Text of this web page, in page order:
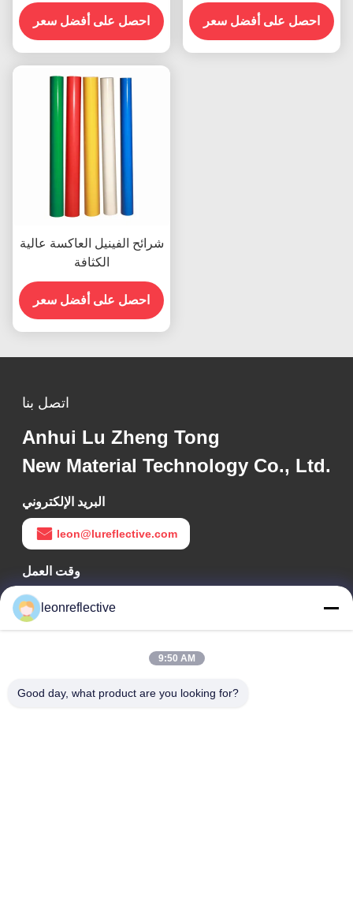
احصل على أفضل سعر
احصل على أفضل سعر
شرائح الفينيل العاكسة عالية
الكثافة
احصل على أفضل سعر
اتصل بنا
Anhui Lu Zheng Tong
New Material Technology Co., Ltd.
البريد الإلكتروني
leon@lureflective.com
وقت العمل
9:00-18:00
عنواننا
التكنولوجيا العالية، هيفي، أنهوي، الصين
leonreflective
9:50 AM
Good day, what product are you looking for?